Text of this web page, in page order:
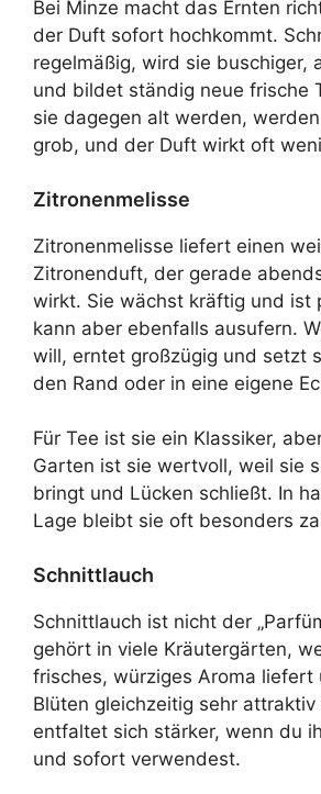
Bei Minze macht das Ernten
der Duft sofort hochkommt.
regelmäßig, wird sie buschiger,
und bildet ständig neue frische
sie dagegen alt werden,
grob, und der Duft wirkt oft
Zitronenmelisse
Zitronenmelisse liefert einen
Zitronenduft, der gerade
wirkt. Sie wächst kräftig und ist
kann aber ebenfalls ausufern.
will, erntet großzügig und setzt
den Rand oder in eine eigene
Für Tee ist sie ein Klassiker,
Garten ist sie wertvoll, weil sie
bringt und Lücken schließt. In
Lage bleibt sie oft besonders
Schnittlauch
Schnittlauch ist nicht der
gehört in viele Kräutergärten,
frisches, würziges Aroma liefert
Blüten gleichzeitig sehr
entfaltet sich stärker, wenn du
und sofort verwendest.